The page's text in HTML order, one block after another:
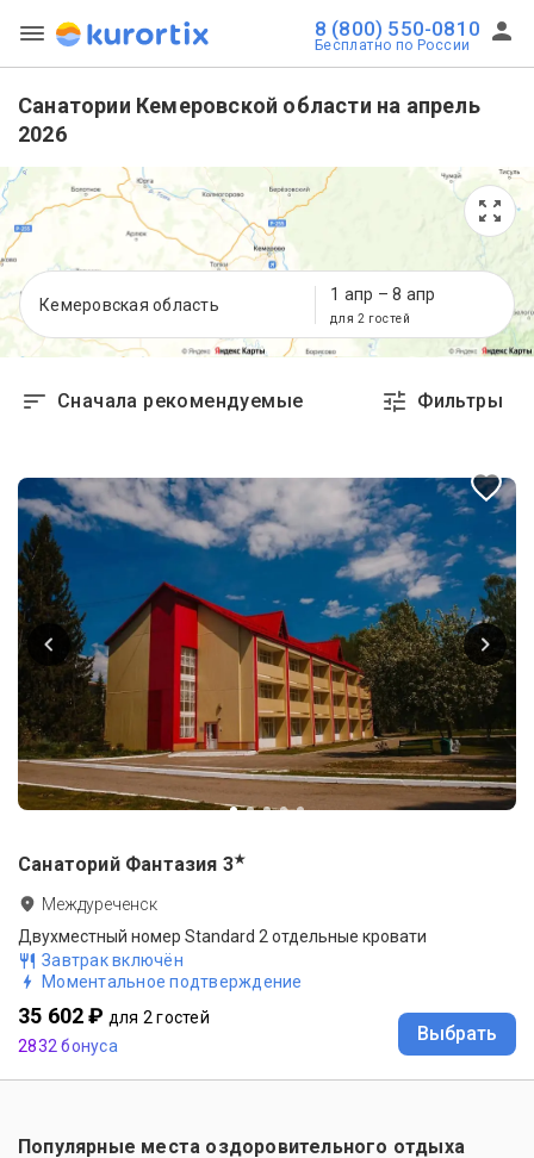
8 (800) 550-0810
Бесплатно по России
Санатории Кемеровской области на апрель
2026
Кемеровская область
1 апр – 8 апр
для 2 гостей
Сначала рекомендуемые Фильтры
Санаторий Фантазия 3★
Междуреченск
Двухместный номер Standard 2 отдельные кровати
Завтрак включён
Моментальное подтверждение
35 602 ₽ для 2 гостей
2832 бонуса
Выбрать
Популярные места оздоровительного отдыха